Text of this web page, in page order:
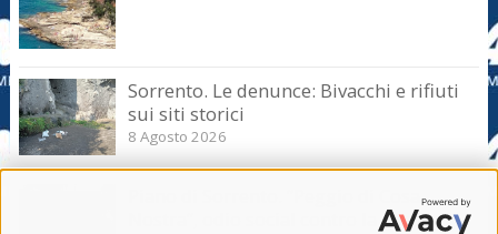
Sorrento. Le denunce: Bivacchi e rifiuti
sui siti storici
8 Agosto 2026
Nostra”, odio social contro la giunta.